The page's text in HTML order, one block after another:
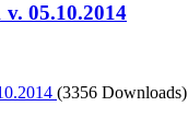
05.10.2014
(3356 Downloads)